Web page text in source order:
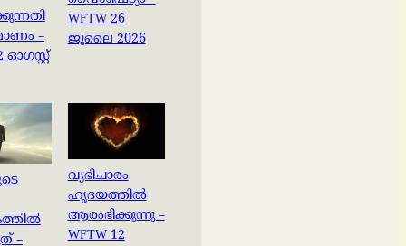
–
ഓഗസ്റ്റ്
WFTW 26
ജൂലൈ 2026
–
വ്യഭിചാരം
ഹൃദയത്തിൽ
ആരംഭിക്കുന്നു –
WFTW 12